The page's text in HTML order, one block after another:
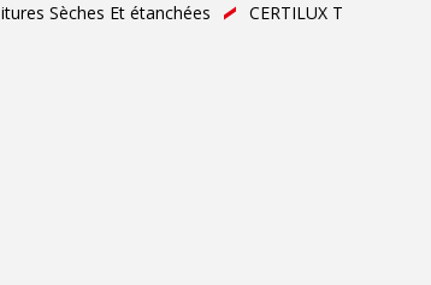
Sèches Et étanchées
CERTILUX T